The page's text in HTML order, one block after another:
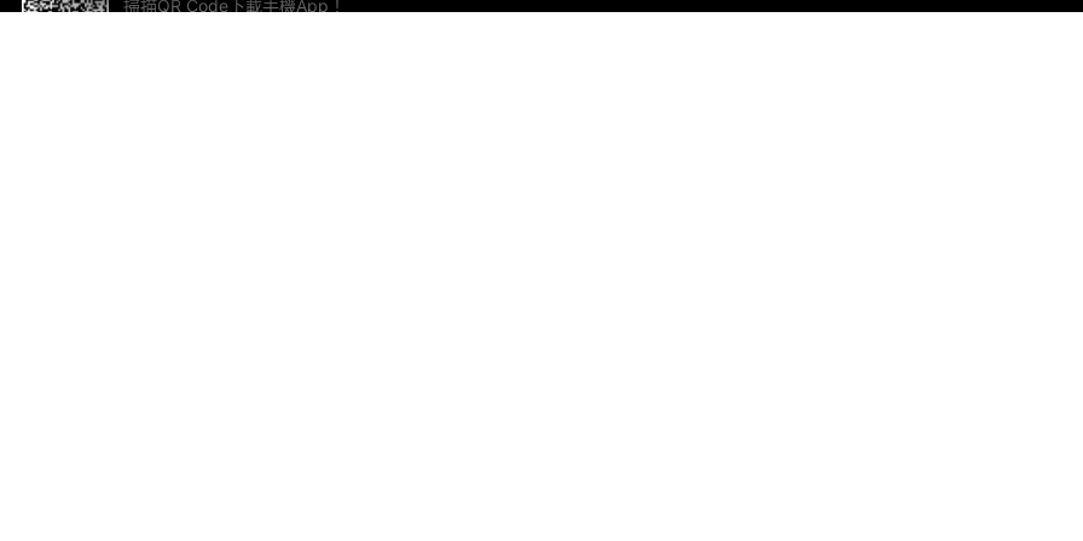
掃描QR Code下載手機App！